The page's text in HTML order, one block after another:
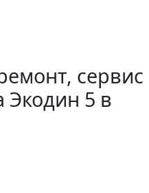
сервис
Экодин 5 в